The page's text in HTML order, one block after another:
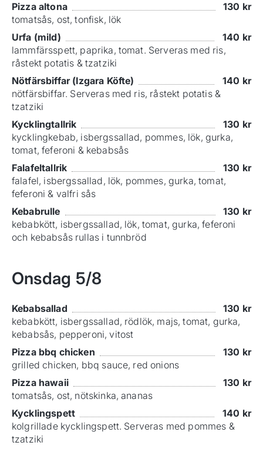
Pizza altona
130 kr
tomatsås, ost, tonfisk, lök
Urfa (mild)
140 kr
lammfärsspett, paprika, tomat. Serveras med ris,
råstekt potatis & tzatziki
Nötfärsbiffar (Izgara Köfte)
140 kr
nötfärsbiffar. Serveras med ris, råstekt potatis &
tzatziki
Kycklingtallrik
130 kr
kycklingkebab, isbergssallad, pommes, lök, gurka,
tomat, feferoni & kebabsås
Falafeltallrik
130 kr
falafel, isbergssallad, lök, pommes, gurka, tomat,
feferoni & valfri sås
Kebabrulle
130 kr
kebabkött, isbergssallad, lök, tomat, gurka, feferoni
och kebabsås rullas i tunnbröd
Onsdag 5/8
Kebabsallad 130 kr
kebabkött, isbergssallad, rödlök, majs, tomat, gurka,
kebabsås, pepperoni, vitost
Pizza bbq chicken
130 kr
grilled chicken, bbq sauce, red onions
Pizza hawaii
130 kr
tomatsås, ost, nötskinka, ananas
Kycklingspett
140 kr
kolgrillade kycklingspett. Serveras med pommes &
tzatziki